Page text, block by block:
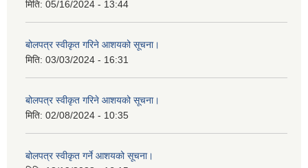
मिति: 05/16/2024 - 13:44
बोलपत्र स्वीकृत गरिने आशयको सूचना।
मिति: 03/03/2024 - 16:31
बोलपत्र स्वीकृत गरिने आशयको सूचना।
मिति: 02/08/2024 - 10:35
बोलपत्र स्वीकृत गर्ने आशयको सूचना।